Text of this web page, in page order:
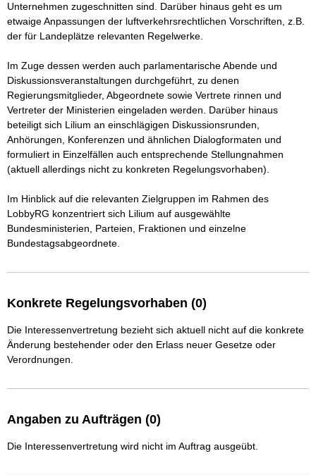
Unternehmen zugeschnitten sind. Darüber hinaus geht es um
etwaige Anpassungen der luftverkehrsrechtlichen Vorschriften, z.B.
der für Landeplätze relevanten Regelwerke.
Im Zuge dessen werden auch parlamentarische Abende und
Diskussionsveranstaltungen durchgeführt, zu denen
Regierungsmitglieder, Abgeordnete sowie Vertrete rinnen und
Vertreter der Ministerien eingeladen werden. Darüber hinaus
beteiligt sich Lilium an einschlägigen Diskussionsrunden,
Anhörungen, Konferenzen und ähnlichen Dialogformaten und
formuliert in Einzelfällen auch entsprechende Stellungnahmen
(aktuell allerdings nicht zu konkreten Regelungsvorhaben).
Im Hinblick auf die relevanten Zielgruppen im Rahmen des
LobbyRG konzentriert sich Lilium auf ausgewählte
Bundesministerien, Parteien, Fraktionen und einzelne
Bundestagsabgeordnete.
Konkrete Regelungsvorhaben (0)
Die Interessenvertretung bezieht sich aktuell nicht auf die konkrete
Änderung bestehender oder den Erlass neuer Gesetze oder
Verordnungen.
Angaben zu Aufträgen (0)
Die Interessenvertretung wird nicht im Auftrag ausgeübt.